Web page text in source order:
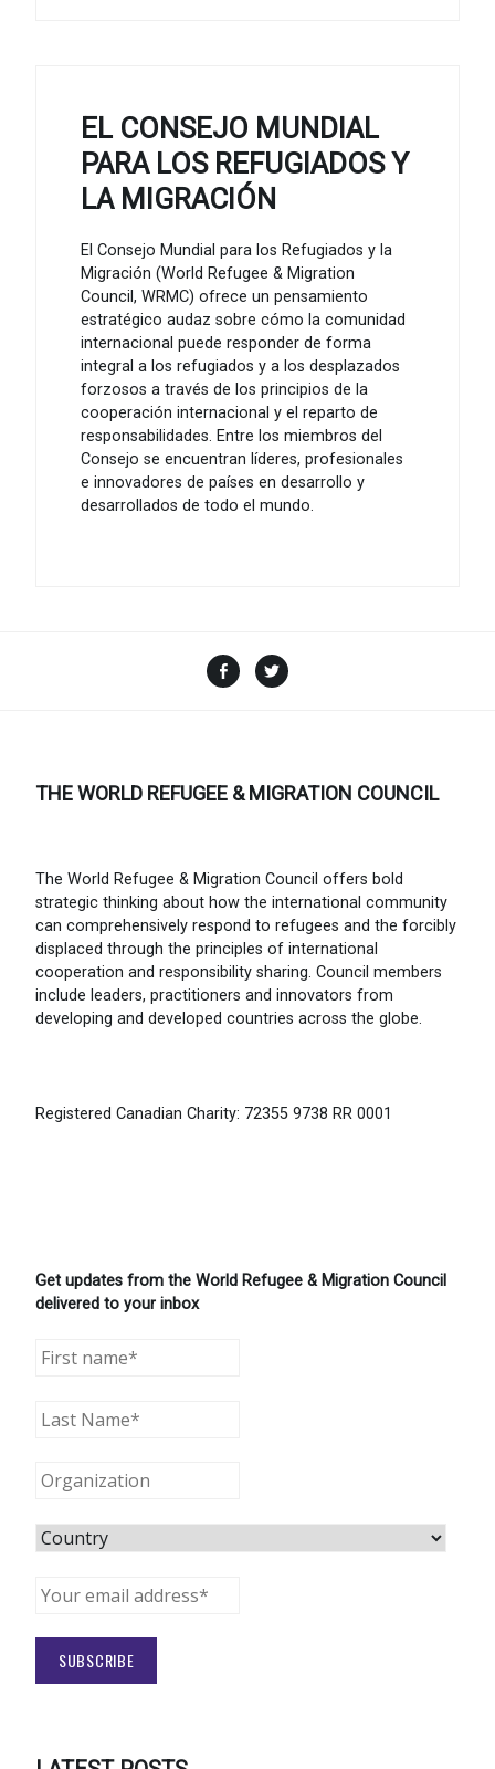
EL CONSEJO MUNDIAL
PARA LOS REFUGIADOS Y
LA MIGRACIÓN
El Consejo Mundial para los Refugiados y la
Migración (World Refugee & Migration
Council, WRMC) ofrece un pensamiento
estratégico audaz sobre cómo la comunidad
internacional puede responder de forma
integral a los refugiados y a los desplazados
forzosos a través de los principios de la
cooperación internacional y el reparto de
responsabilidades. Entre los miembros del
Consejo se encuentran líderes, profesionales
e innovadores de países en desarrollo y
desarrollados de todo el mundo.
Facebook
THE WORLD REFUGEE & MIGRATION COUNCIL
The World Refugee & Migration Council offers bold
strategic thinking about how the international community
can comprehensively respond to refugees and the forcibly
displaced through the principles of international
cooperation and responsibility sharing. Council members
include leaders, practitioners and innovators from
developing and developed countries across the globe.
Registered Canadian Charity: 72355 9738 RR 0001
Get updates from the World Refugee & Migration Council
delivered to your inbox